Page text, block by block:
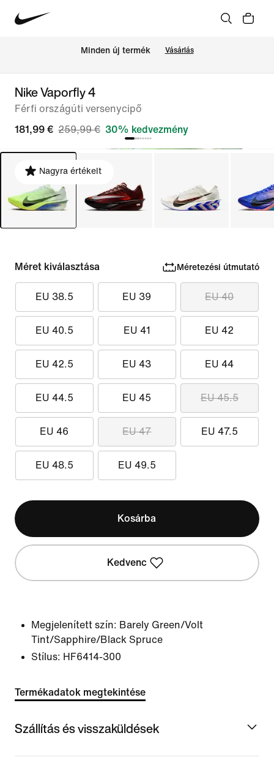
Minden új termék Vásárlás
Nike Vaporfly 4
Férfi országúti versenycipő
181,99 € 259,99 € 30% kedvezmény
Nagyra értékelt
Méret kiválasztása Méretezési útmutató
EU 38.5 EU 39 EU 40
EU 40.5 EU 41 EU 42
EU 42.5 EU 43 EU 44
EU 44.5 EU 45 EU 45.5
EU 46 EU 47 EU 47.5
EU 48.5 EU 49.5
Kosárba
Kedvenc
Megjelenített szín: Barely Green/Volt
Tint/Sapphire/Black Spruce
Stílus: HF6414-300
Termékadatok megtekintése
Szállítás és visszaküldések